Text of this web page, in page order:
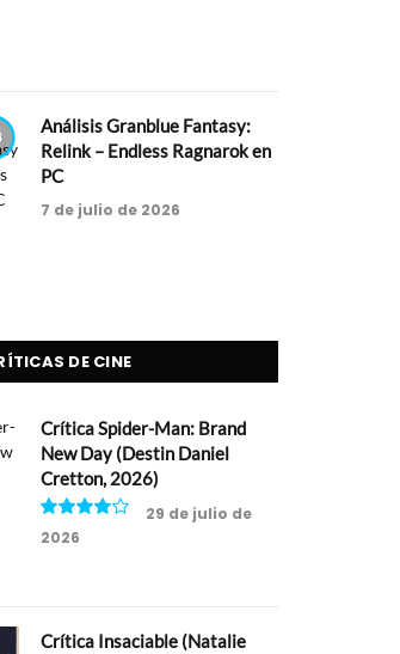
Análisis Granblue Fantasy:
Relink – Endless Ragnarok en
PC
7 de julio de 2026
DE CINE
Crítica Spider-Man: Brand
New Day (Destin Daniel
Cretton, 2026)
8
29 de julio de
2026
Crítica Insaciable (Natalie